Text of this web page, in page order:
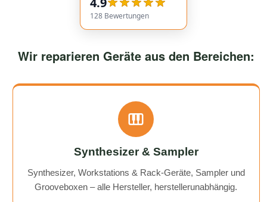
Highly recommended!
128 Bewertungen
Wir reparieren Geräte aus den Bereichen:
Synthesizer & Sampler
Synthesizer, Workstations & Rack-Geräte, Sampler und
Grooveboxen – alle Hersteller, herstellerunabhängig.